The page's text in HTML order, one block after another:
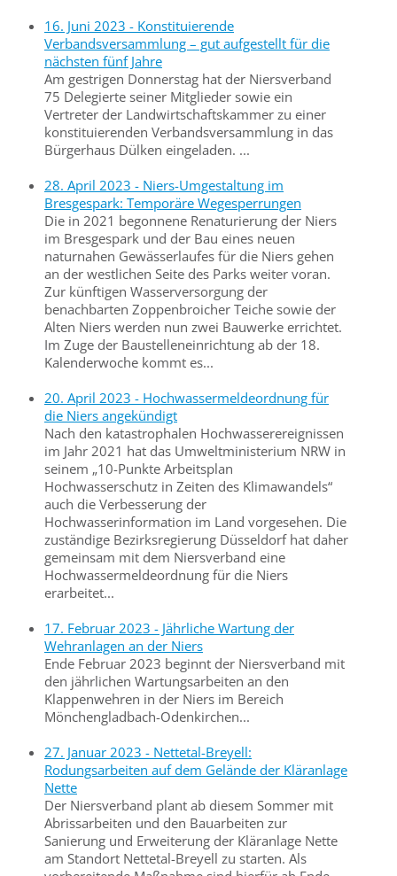
16. Juni 2023 - Konstituierende
Verbandsversammlung – gut aufgestellt für die
nächsten fünf Jahre
Am gestrigen Donnerstag hat der Niersverband
75 Delegierte seiner Mitglieder sowie ein
Vertreter der Landwirtschaftskammer zu einer
konstituierenden Verbandsversammlung in das
Bürgerhaus Dülken eingeladen. ...
28. April 2023 - Niers-Umgestaltung im
Bresgespark: Temporäre Wegesperrungen
Die in 2021 begonnene Renaturierung der Niers
im Bresgespark und der Bau eines neuen
naturnahen Gewässerlaufes für die Niers gehen
an der westlichen Seite des Parks weiter voran.
Zur künftigen Wasserversorgung der
benachbarten Zoppenbroicher Teiche sowie der
Alten Niers werden nun zwei Bauwerke errichtet.
Im Zuge der Baustelleneinrichtung ab der 18.
Kalenderwoche kommt es...
20. April 2023 - Hochwassermeldeordnung für
die Niers angekündigt
Nach den katastrophalen Hochwasserereignissen
im Jahr 2021 hat das Umweltministerium NRW in
seinem „10-Punkte Arbeitsplan
Hochwasserschutz in Zeiten des Klimawandels“
auch die Verbesserung der
Hochwasserinformation im Land vorgesehen. Die
zuständige Bezirksregierung Düsseldorf hat daher
gemeinsam mit dem Niersverband eine
Hochwassermeldeordnung für die Niers
erarbeitet...
17. Februar 2023 - Jährliche Wartung der
Wehranlagen an der Niers
Ende Februar 2023 beginnt der Niersverband mit
den jährlichen Wartungsarbeiten an den
Klappenwehren in der Niers im Bereich
Mönchengladbach-Odenkirchen...
27. Januar 2023 - Nettetal-Breyell:
Rodungsarbeiten auf dem Gelände der Kläranlage
Nette
Der Niersverband plant ab diesem Sommer mit
Abrissarbeiten und den Bauarbeiten zur
Sanierung und Erweiterung der Kläranlage Nette
am Standort Nettetal-Breyell zu starten. Als